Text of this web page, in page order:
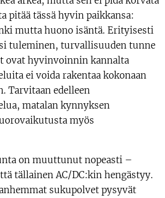
pitää tässä hyvin paikkansa:
mutta huono isäntä. Erityisesti
tuleminen, turvallisuuden tunne
ovat hyvinvoinnin kannalta
ei voida rakentaa kokonaan
Tarvitaan edelleen
matalan kynnyksen
myös
on muuttunut nopeasti –
tällainen AC/DC:kin hengästyy.
sukupolvet pysyvät